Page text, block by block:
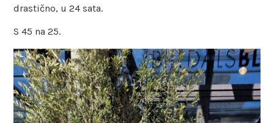
drastično, u 24 sata.
S 45 na 25.